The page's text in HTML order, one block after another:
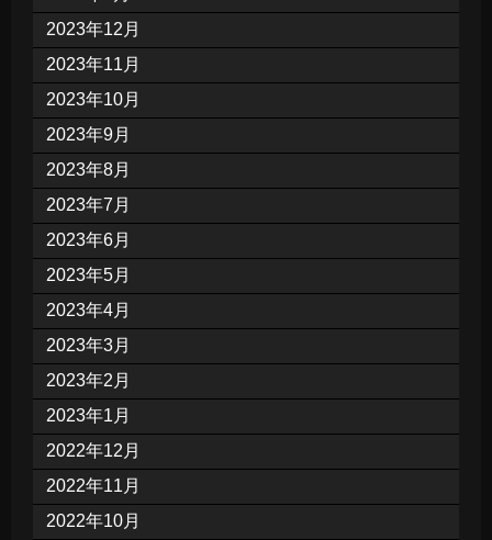
2023年12月
2023年11月
2023年10月
2023年9月
2023年8月
2023年7月
2023年6月
2023年5月
2023年4月
2023年3月
2023年2月
2023年1月
2022年12月
2022年11月
2022年10月